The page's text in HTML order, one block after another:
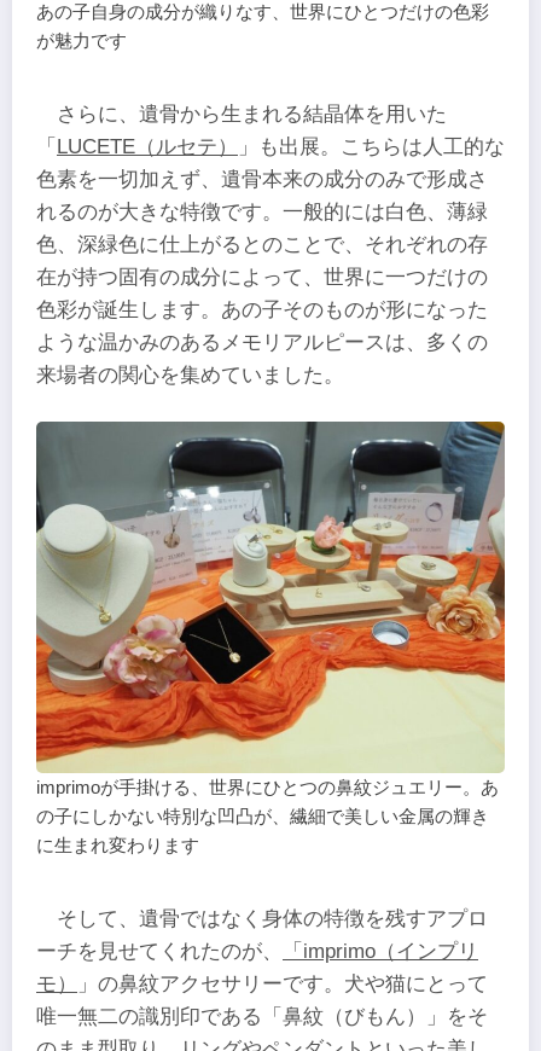
あの子自身の成分が織りなす、世界にひとつだけの色彩
が魅力です
さらに、遺骨から生まれる結晶体を用いた
「 LUCETE（ルセテ）
」も出展。こちらは人工的な
色素を一切加えず、遺骨本来の成分のみで形成さ
れるのが大きな特徴です。一般的には白色、薄緑
色、深緑色に仕上がるとのことで、それぞれの存
在が持つ固有の成分によって、世界に一つだけの
色彩が誕生します。あの子そのものが形になった
ような温かみのあるメモリアルピースは、多くの
来場者の関心を集めていました。
imprimoが手掛ける、世界にひとつの鼻紋ジュエリー。あ
の子にしかない特別な凹凸が、繊細で美しい金属の輝き
に生まれ変わります
そして、遺骨ではなく身体の特徴を残すアプロ
ーチを見せてくれたのが、
「imprimo（インプリ
モ）
」の鼻紋アクセサリーです。犬や猫にとって
唯一無二の識別印である「鼻紋（びもん）」をそ